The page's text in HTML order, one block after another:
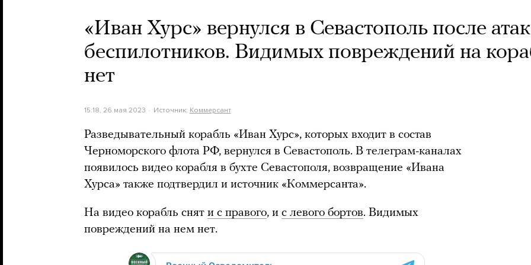
«Иван Хурс» вернулся в Севастополь после
беспилотников. Видимых повреждений на
нет
15:18, 26 мая 2023 Источник: Коммерсант
Разведывательный корабль «Иван Хурс», которых входит в состав
Черноморского флота РФ, вернулся в Севастополь. В телеграм-каналах
появилось видео корабля в бухте Севастополя, возвращение «Ивана
Хурса» также подтвердил и источник «Коммерсанта».
На видео корабль снят и с правого, и с левого бортов. Видимых
повреждений на нем нет.